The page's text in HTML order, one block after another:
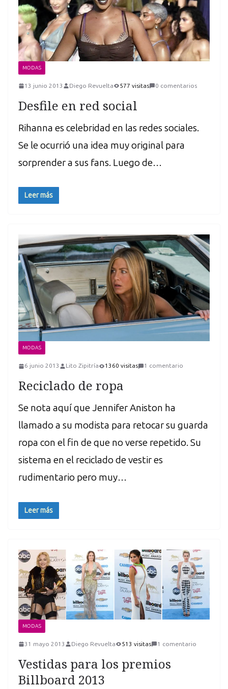
MODAS
13 junio 2013 Diego Revuelta 577 visitas 0 comentarios
Desfile en red social
Rihanna es celebridad en las redes sociales.
Se le ocurrió una idea muy original para
sorprender a sus fans. Luego de…
Leer más
MODAS
6 junio 2013 Lito Zipitría 1360 visitas 1 comentario
Reciclado de ropa
Se nota aquí que Jennifer Aniston ha
llamado a su modista para retocar su guarda
ropa con el fin de que no verse repetido. Su
sistema en el reciclado de vestir es
rudimentario pero muy…
Leer más
MODAS
31 mayo 2013 Diego Revuelta 513 visitas 1 comentario
Vestidas para los premios
Billboard 2013